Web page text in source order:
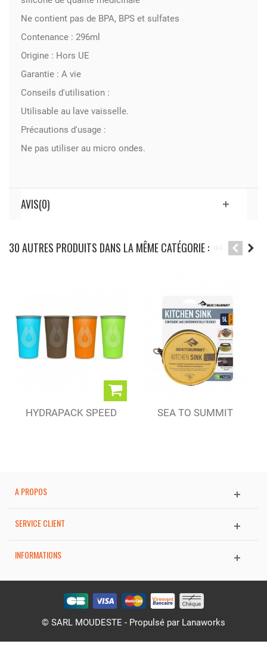
Ne contient pas de BPA, BPS et sulfates
Contenance : 296ml
Origine : Hors UE
Garantie : A vie
Conseils d'utilisation :
Utilisable au lave vaisselle.
Précautions d'usage :
Ne pas utiliser au micro ondes.
AVIS(0)
30 AUTRES PRODUITS DANS LA MÊME CATÉGORIE :
HYDRAPACK SPEED
SEA TO SUMMIT
A PROPOS
SERVICE CLIENT
INFORMATIONS
© SARL MOUDESTE - Propulsé par Lanaworks